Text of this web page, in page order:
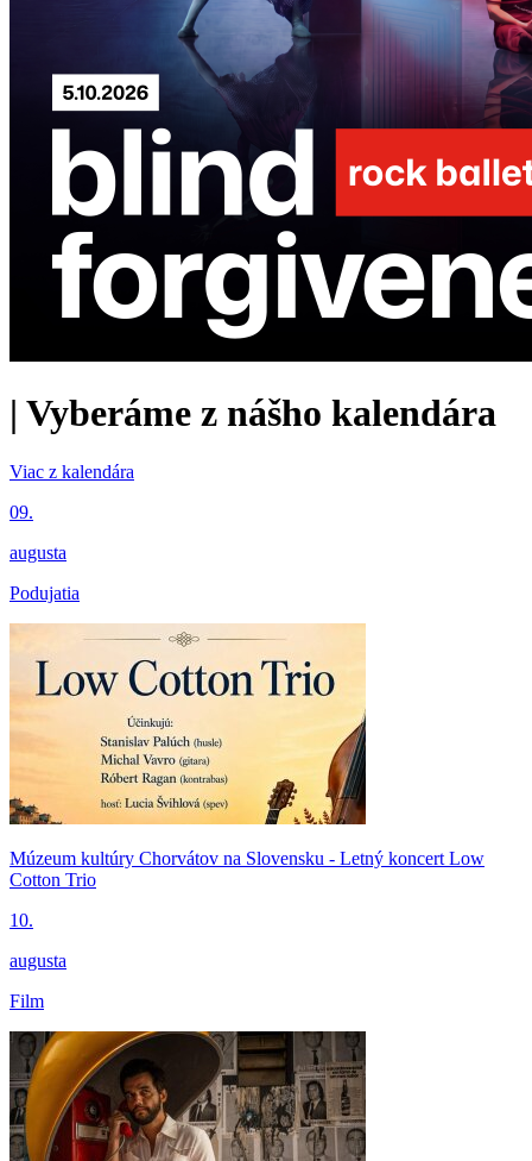
| Vyberáme z nášho kalendára
Viac z kalendára
09.
augusta
Podujatia
Múzeum kultúry Chorvátov na Slovensku - Letný koncert Low
Cotton Trio
10.
augusta
Film